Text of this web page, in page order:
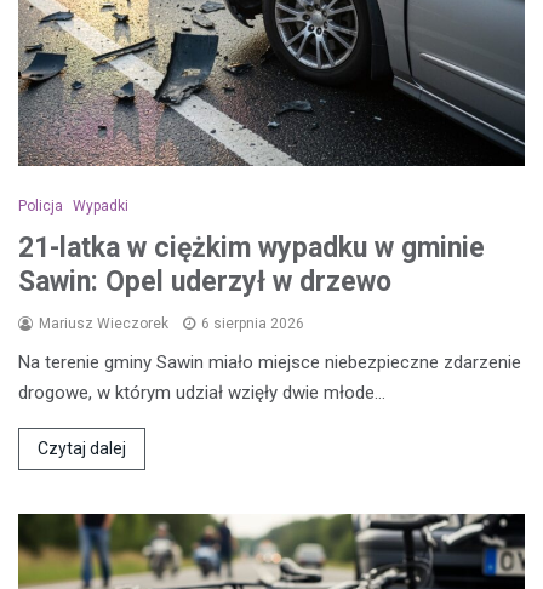
Policja Wypadki
21-latka w ciężkim wypadku w gminie
Sawin: Opel uderzył w drzewo
Mariusz Wieczorek 6 sierpnia 2026
Na terenie gminy Sawin miało miejsce niebezpieczne zdarzenie
drogowe, w którym udział wzięły dwie młode…
Czytaj dalej